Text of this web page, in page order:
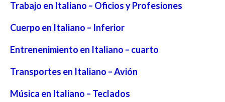
Trabajo en Italiano – Oficios y Profesiones
Cuerpo en Italiano – Inferior
Entrenenimiento en Italiano – cuarto
Transportes en Italiano – Avión
Música en Italiano – Teclados